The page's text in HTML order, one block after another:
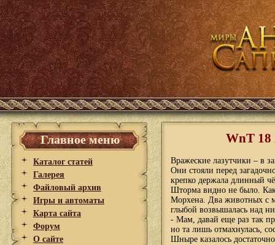
Главное меню
Каталог статей
Галерея
Файловый архив
Игры и автоматы
Карта сайта
Форум
О сайте
WnT 18
Вражеские лазутчики – в
Они стояли перед
крепко держала длинный
Шторма видно не было.
Морхена. Два животных с
глыбой возвышалась над
- Мам, давай еще раз так
но та лишь отмахнулась,
Шныре казалось